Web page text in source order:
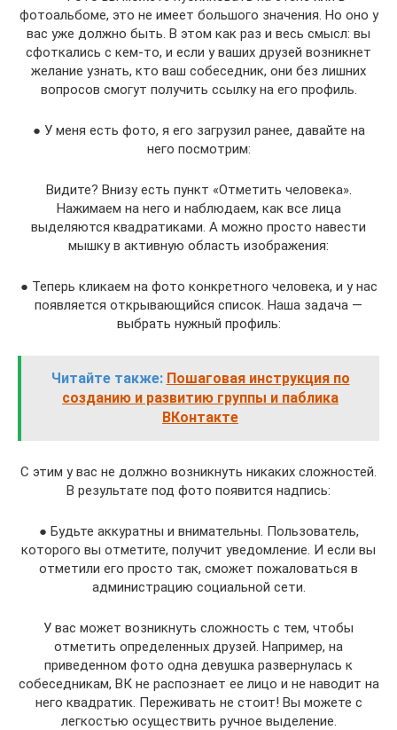
фотоальбоме, это не имеет большого значения. Но оно у
вас уже должно быть. В этом как раз и весь смысл: вы
сфоткались с кем-то, и если у ваших друзей возникнет
желание узнать, кто ваш собеседник, они без лишних
вопросов смогут получить ссылку на его профиль.
● У меня есть фото, я его загрузил ранее, давайте на
него посмотрим:
Видите? Внизу есть пункт «Отметить человека».
Нажимаем на него и наблюдаем, как все лица
выделяются квадратиками. А можно просто навести
мышку в активную область изображения:
● Теперь кликаем на фото конкретного человека, и у нас
появляется открывающийся список. Наша задача —
выбрать нужный профиль:
Читайте также: Пошаговая инструкция по
созданию и развитию группы и паблика
ВКонтакте
С этим у вас не должно возникнуть никаких сложностей.
В результате под фото появится надпись:
● Будьте аккуратны и внимательны. Пользователь,
которого вы отметите, получит уведомление. И если вы
отметили его просто так, сможет пожаловаться в
администрацию социальной сети.
У вас может возникнуть сложность с тем, чтобы
отметить определенных друзей. Например, на
приведенном фото одна девушка развернулась к
собеседникам, ВК не распознает ее лицо и не наводит на
него квадратик. Переживать не стоит! Вы можете с
легкостью осуществить ручное выделение.